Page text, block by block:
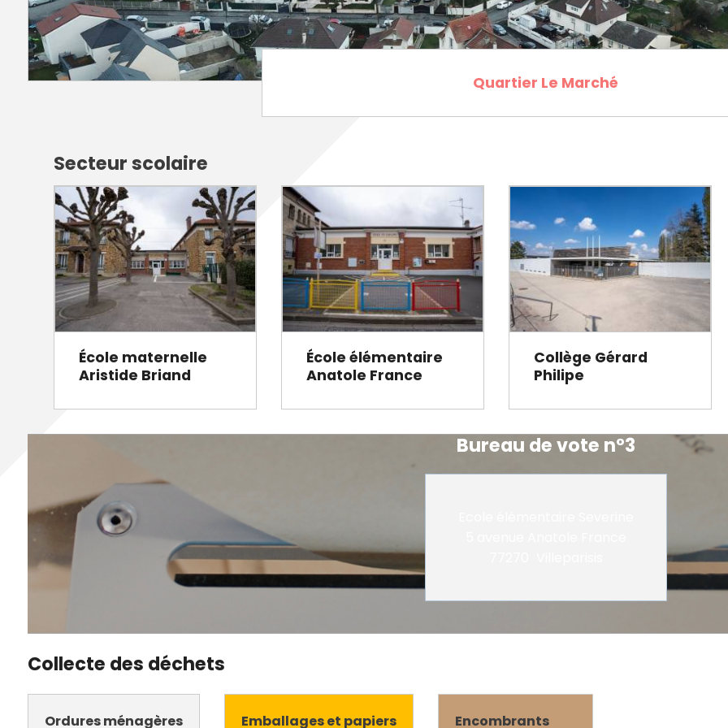
Marché de la Ville
Marchés publics
Entreprendre
Offres d'emploi locales
Sapeurs pompiers
Vigilance et cambriolage
Propreté
Travaux
Octobre rose
Game arena
Un Noël à Villeparisis
Quartier Le Marché
Secteur scolaire
École maternelle
Aristide Briand
École élémentaire
Anatole France
Collège Gérard
Philipe
Bureau de vote n°3
Collecte des déchets
Ordures ménagères Emballages et papiers Encombrants